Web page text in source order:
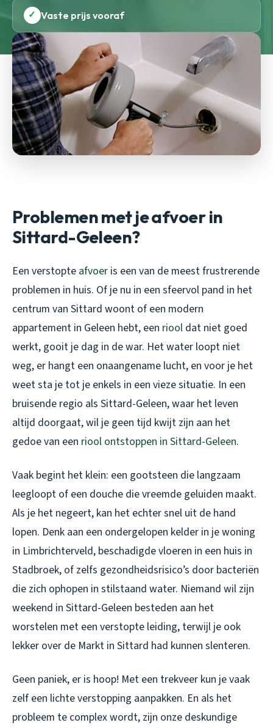
✓ Vaste prijs vooraf
Problemen met je afvoer in
Sittard-Geleen?
Een verstopte afvoer is een van de meest frustrerende
problemen in huis. Of je nu in een sfeervol pand in het
centrum van Sittard woont of een modern
appartement in Geleen hebt, een riool dat niet goed
werkt, gooit je dag in de war. Het water loopt niet
weg, er hangt een onaangename lucht, en voor je het
weet sta je tot je enkels in een vieze situatie. In een
bruisende regio als Sittard-Geleen, waar het leven
altijd doorgaat, wil je geen tijd kwijt zijn aan het
gedoe van een riool ontstoppen in Sittard-Geleen.
Vaak begint het klein: een gootsteen die langzaam
leegloopt of een douche die vreemde geluiden maakt.
Als je het negeert, kan het echter snel uit de hand
lopen. Denk aan een ondergelopen kelder in je woning
in Limbrichterveld, beschadigde vloeren in een huis in
Stadbroek, of zelfs gezondheidsrisico’s door bacteriën
die zich ophopen in stilstaand water. Niemand wil zijn
weekend in Sittard-Geleen besteden aan het
worstelen met een verstopte leiding, terwijl je ook
lekker over de Markt in Sittard had kunnen slenteren.
Geen paniek, er is hoop! Met een trekveer kun je vaak
zelf een lichte verstopping aanpakken. En als het
probleem te complex wordt, zijn onze deskundige